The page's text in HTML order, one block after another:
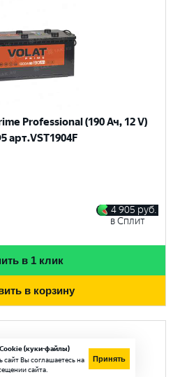
Professional (190 Ач, 12 V)
арт.VST1904F
4 905 руб.
в Сплит
в 1 клик
в корзину
(куки-файлы)
Вы соглашаетесь на
сайта.
Принять